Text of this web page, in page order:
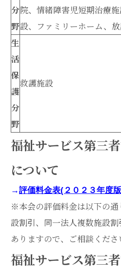
分
野
院、情緒障害児短期治療
設、ファミリーホーム、
生
活
保
護
分
野
救護施設
福祉サービス第三
について
→評価料金表(２０２３年度
※本会の評価料金は以下の
設割引、同一法人複数施設
ありますので、ご相談くださ
福祉サービス第三